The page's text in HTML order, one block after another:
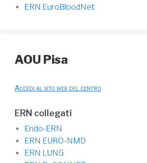
ERN EuroBloodNet
AOU Pisa
Accedi al sito web del centro
ERN collegati
Endo-ERN
ERN EURO-NMD
ERN LUNG